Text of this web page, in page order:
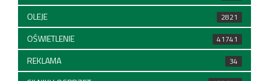
OLEJE 2821
OŚWIETLENIE 41741
REKLAMA 34